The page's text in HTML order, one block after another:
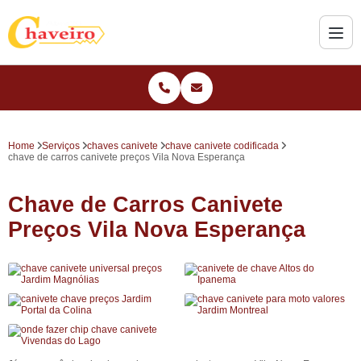
Home Serviços chaves canivete
chave canivete codificada
chave de carros canivete preços Vila Nova Esperança
Chave de Carros Canivete
Preços Vila Nova Esperança